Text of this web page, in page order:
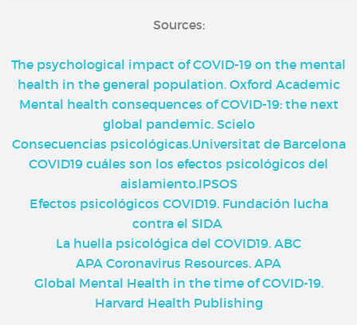
Sources:
The psychological impact of COVID-19 on the mental
health in the general population. Oxford Academic
Mental health consequences of COVID-19: the next
global pandemic. Scielo
Consecuencias psicológicas.Universitat de Barcelona
COVID19 cuáles son los efectos psicológicos del
aislamiento.IPSOS
Efectos psicológicos COVID19. Fundación lucha
contra el SIDA
La huella psicológica del COVID19. ABC
APA Coronavirus Resources. APA
Global Mental Health in the time of COVID-19.
Harvard Health Publishing